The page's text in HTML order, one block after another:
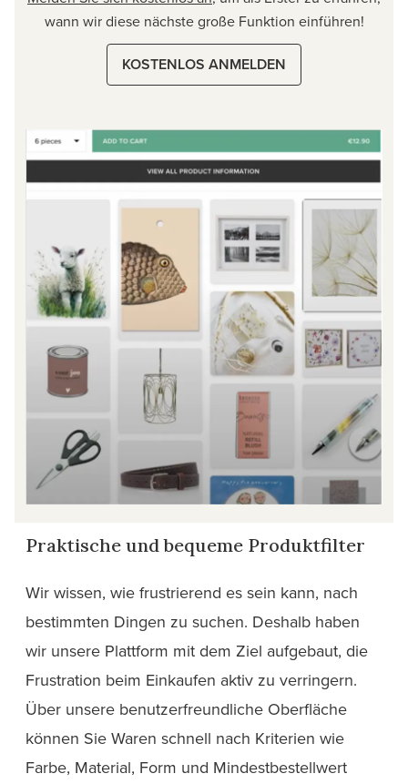
wann wir diese nächste große Funktion einführen!
KOSTENLOS ANMELDEN
Praktische und bequeme Produktfilter
Wir wissen, wie frustrierend es sein kann, nach
bestimmten Dingen zu suchen. Deshalb haben
wir unsere Plattform mit dem Ziel aufgebaut, die
Frustration beim Einkaufen aktiv zu verringern.
Über unsere benutzerfreundliche Oberfläche
können Sie Waren schnell nach Kriterien wie
Farbe, Material, Form und Mindestbestellwert